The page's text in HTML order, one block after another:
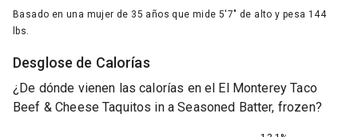
Basado en una mujer de 35 años que mide 5'7" de alto y pesa 144
lbs.
Desglose de Calorías
¿De dónde vienen las calorías en el El Monterey Taco
Beef & Cheese Taquitos in a Seasoned Batter, frozen?